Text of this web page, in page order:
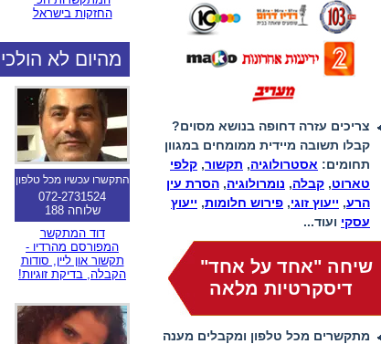
החזקות בישראל
מהיום לא
התקשרו עכשיו מכל טלפון
072-2731524
שלוחה 188
דוד המתקשר
המפורסם מהרדיו -
תקשור און ליין, סודות
הקבלה, בדיקת זוגיות!
צריכים עזרה דחופה בנושא מסוים?
קבלו תשובה מיידית ממומחים במגוון
תחומים: אסטרולוגיה, תקשור, קלפי
טארוט, קבלה, נומרולוגיה, הסרת עין
הרע, ייעוץ זוגי, פירוש חלומות, ייעוץ
עסקי ועוד...
שיחה "אחד על אחד"
דיסקרטיות מלאה
מתקשרים מכל טלפון ומקבלים מענה